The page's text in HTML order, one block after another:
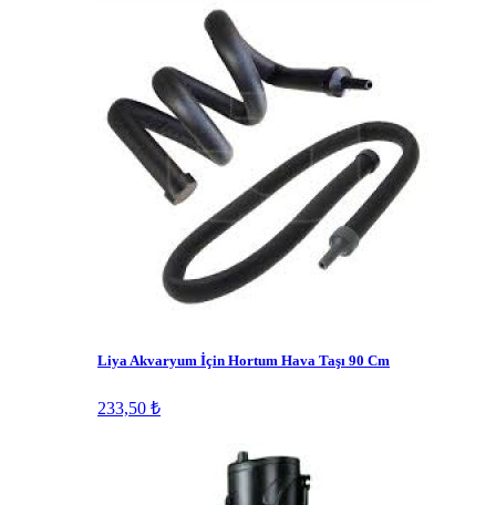
Liya Akvaryum İçin Hortum Hava Taşı 90 Cm
233,50 ₺